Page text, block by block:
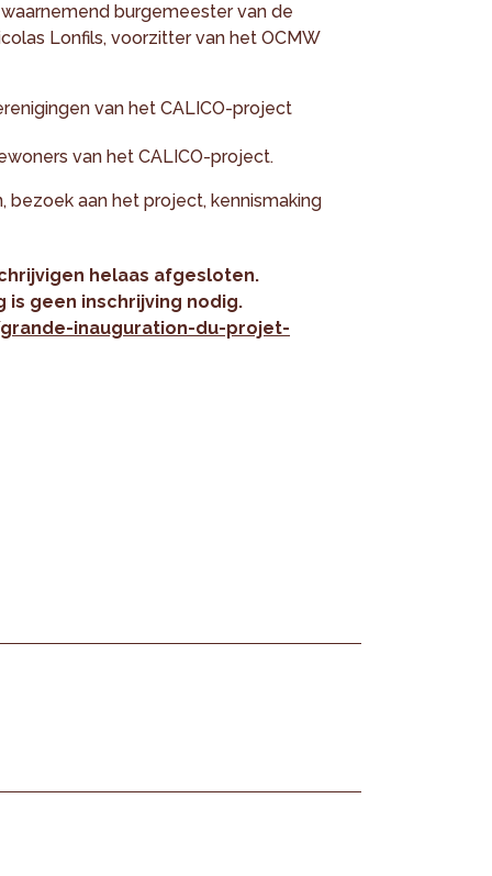
burgemeester van de
Lonfils, voorzitter van het OCMW
van het CALICO-project
van het CALICO-project.
bezoek aan het project, kennismaking
helaas afgesloten.
geen inschrijving nodig.
inauguration-du-projet-